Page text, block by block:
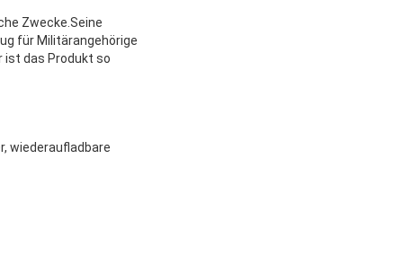
Zwecke.Seine
für Militärangehörige
ist das Produkt so
wiederaufladbare